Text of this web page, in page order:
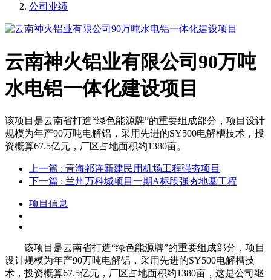
公司业绩
云南神火铝业有限公司90万吨
水电铝一体化建设项目
该项目是云南省打造“绿色能源牌”的重要组成部分，项目设计
规模为年产90万吨电解铝，采用先进的SY500电解槽技术，投
资概算67.5亿元，厂区占地面积约1380亩。
上一篇 : 青海祁连新建民用机场工程强夯项目
下一篇 : 兰州万科城项目一期A标段强夯地基工程
项目信息
该项目是云南省打造“绿色能源牌”的重要组成部分，项目
设计规模为年产90万吨电解铝，采用先进的SY500电解槽技
术，投资概算67.5亿元，厂区占地面积约1380亩，这是公司继